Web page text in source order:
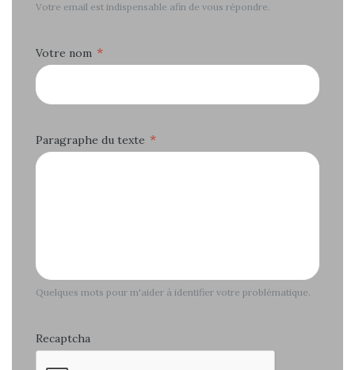
Votre email est indispensable afin de vous répondre.
Votre nom *
Paragraphe du texte *
Quelques mots pour m'aider à identifier votre problématique.
Recaptcha